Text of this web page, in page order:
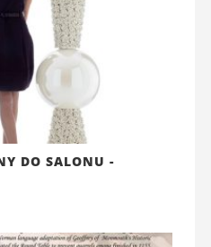
DO SALONU -